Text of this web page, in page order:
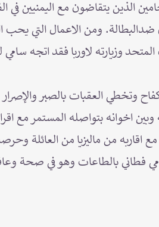
الذين يتقاضون مع اليمنيين
ومن الاعمال التي يحب
وزيارته لاوربا فقد اتجه سامي
وتخطي العقبات بالصبر
اخوانه بتواصله المستمر مع
اقاربه من ماليزيا من العائلة
فطاني بالطاعات وهو في صحة